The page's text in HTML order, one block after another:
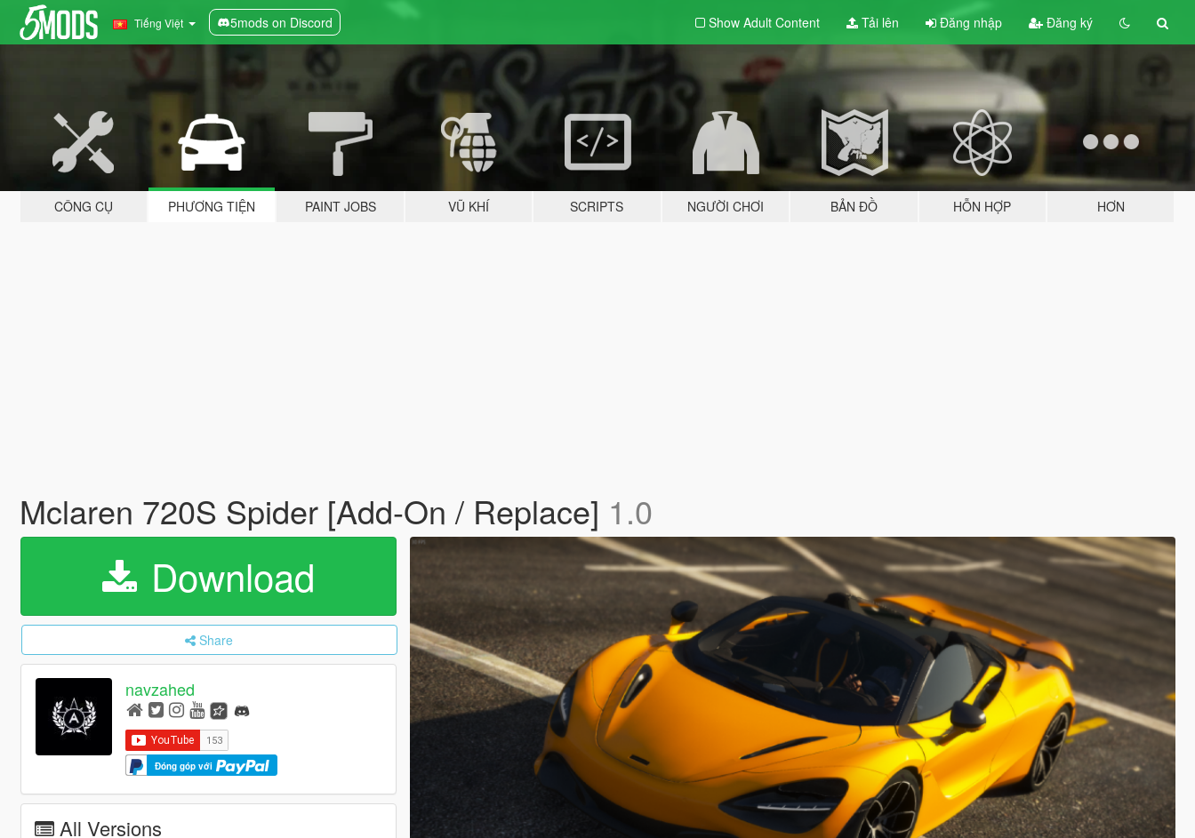
Tiếng Việt 5mods on Discord Show Adult Content Tải lên Đăng nhập Đăng ký
CÔNG CỤ PHƯƠNG TIỆN PAINT JOBS VŨ KHÍ SCRIPTS NGƯỜI CHƠI BẢN ĐỒ HỖN HỢP HƠN
Mclaren 720S Spider [Add-On / Replace] 1.0
Download
Share
navzahed
Đóng góp với
All Versions